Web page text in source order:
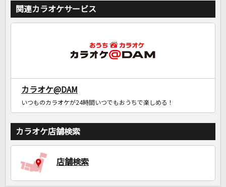
関連カラオケサービス
カラオケ@DAM
いつものカラオケが24時間いつでもおうちで楽しめる！
カラオケ店舗検索
店舗検索